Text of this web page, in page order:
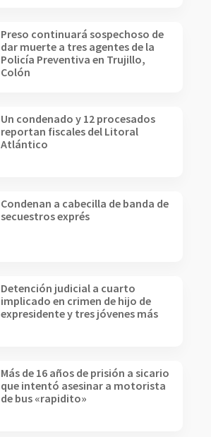
Preso continuará sospechoso de
dar muerte a tres agentes de la
Policía Preventiva en Trujillo,
Colón
Un condenado y 12 procesados
reportan fiscales del Litoral
Atlántico
Condenan a cabecilla de banda de
secuestros exprés
Detención judicial a cuarto
implicado en crimen de hijo de
expresidente y tres jóvenes más
Más de 16 años de prisión a sicario
que intentó asesinar a motorista
de bus «rapidito»